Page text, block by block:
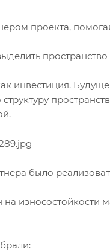
проекта,
инвестиция.
было
износостойкости